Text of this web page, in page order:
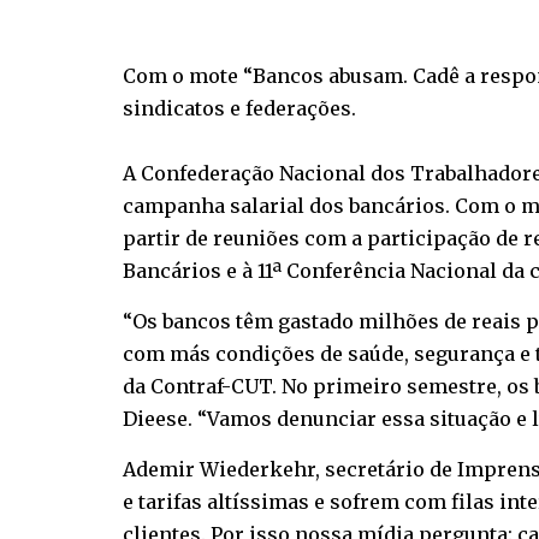
Com o mote “Bancos abusam. Cadê a
sindicatos e federações.
A Confederação Nacional dos
campanha salarial dos bancários. Com o
partir de reuniões com a participação de
Bancários e à 11ª Conferência Nacional da
“Os bancos têm gastado milhões de
com más condições de saúde, segurança
da Contraf-CUT. No primeiro semestre,
Dieese. “Vamos denunciar essa situação
Ademir Wiederkehr, secretário de
e tarifas altíssimas e sofrem com filas